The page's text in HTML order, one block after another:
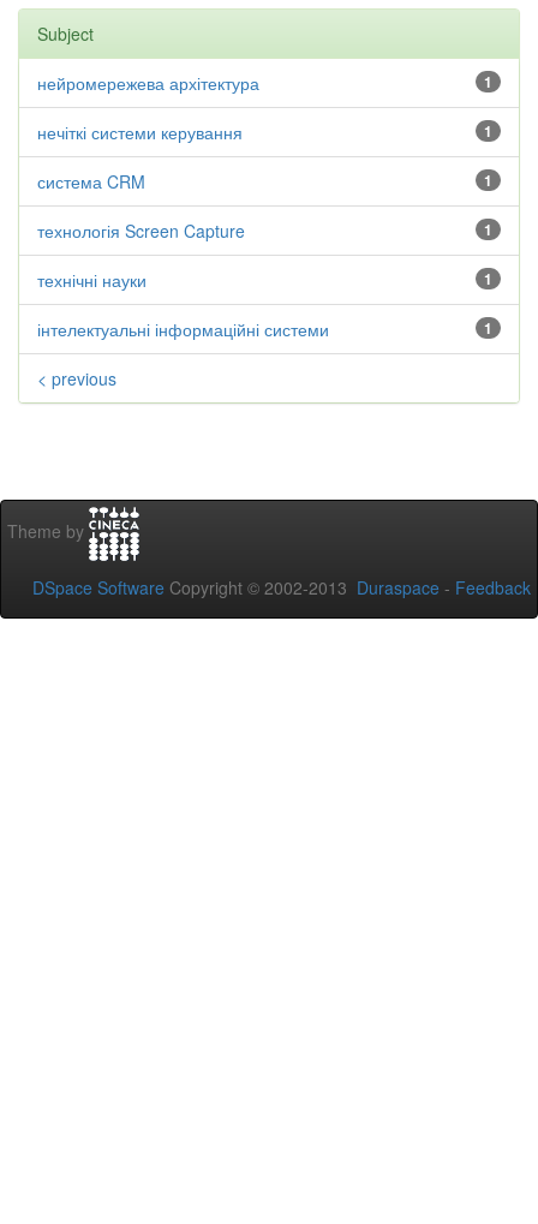
Subject
1
нейромережева архітектура
1
нечіткі системи керування
1
система CRM
1
технологія Screen Capture
1
технічні науки
1
інтелектуальні інформаційні системи
< previous
Theme by
DSpace Software Copyright © 2002-2013 Duraspace - Feedback